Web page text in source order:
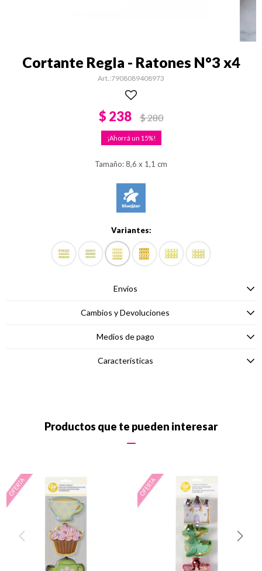
Cortante Regla - Ratones N°3 x4
7908089408973
$ 238 $280
15
Tamaño: 8,6 x 1,1 cm
Variantes:
Envíos
Cambios y Devoluciones
Medios de pago
Características
Productos que te pueden interesar